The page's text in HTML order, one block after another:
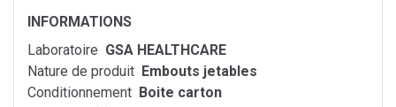
INFORMATIONS
Laboratoire GSA HEALTHCARE
Nature de produit Embouts jetables
Conditionnement Boite carton